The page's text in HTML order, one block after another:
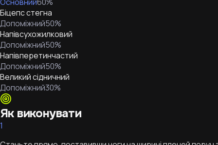
Біцепс стегна
Допоміжний50%
Напівсухожилковий
Допоміжний50%
Напівперетинчастий
Допоміжний50%
Великий сідничний
Допоміжний30%
Як виконувати
1